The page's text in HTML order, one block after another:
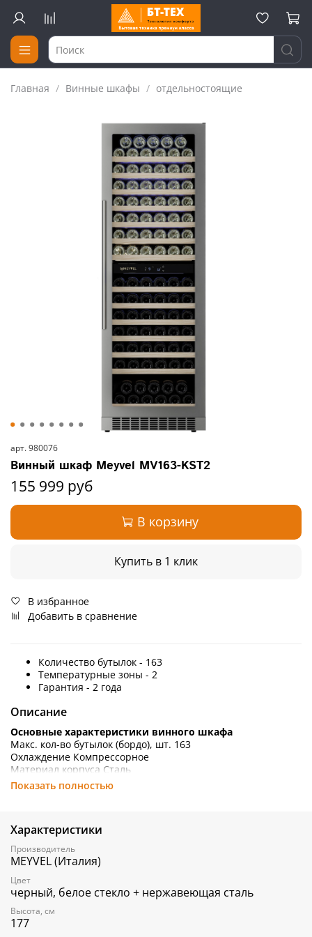
Главная Винные шкафы отдельностоящие
арт. 980076
Винный шкаф Meyvel MV163-KST2
155 999 руб
В корзину
Купить в 1 клик
В избранное
Добавить в сравнение
Количество бутылок - 163
Температурные зоны - 2
Гарантия - 2 года
Описание
Основные характеристики винного шкафа
Макс. кол-во бутылок (бордо), шт. 163
Охлаждение Компрессорное
Материал корпуса Сталь
Цвет корпуса Чёрный
Температурные зоны 2
Температура, °Cот +5 до +18
Температура верхней зоны, °Cот+5 до +10
Температура нижней зоны, °Cот +10 до +18
Количество дверей, шт - 1
Рамка двери Бесшовная нержавеющая сталь
Навесной фасад Нет
Технология открытия Стандартная
Показать полностью
Характеристики
Производитель
MEYVEL (Италия)
Цвет
черный, белое стекло + нержавеющая сталь
Высота, см
177